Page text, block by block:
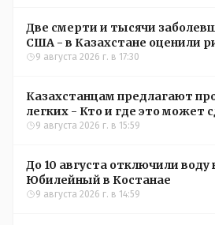
Две смерти и тысячи
США - в Казахстане оценили
9 августа 2026 г. в 17:30
Казахстанцам предлагают
легких - Кто и где это может
Костанайской области
9 августа 2026 г. в 15:59
До 10 августа отключили воду
Юбилейный в Костанае
9 августа 2026 г. в 14:59